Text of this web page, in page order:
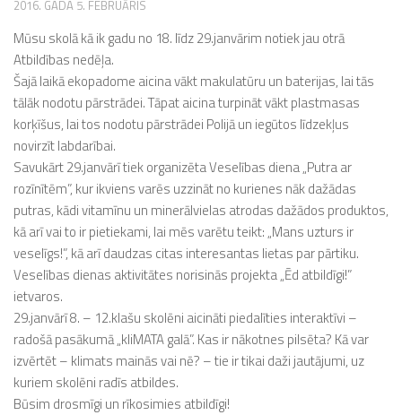
2016. GADA 5. FEBRUĀRIS
Mūsu skolā kā ik gadu no 18. līdz 29.janvārim notiek jau otrā
Atbildības nedēļa.
Šajā laikā ekopadome aicina vākt makulatūru un baterijas, lai tās
tālāk nodotu pārstrādei. Tāpat aicina turpināt vākt plastmasas
korķīšus, lai tos nodotu pārstrādei Polijā un iegūtos līdzekļus
novirzīt labdarībai.
Savukārt 29.janvārī tiek organizēta Veselības diena „Putra ar
rozīnītēm”, kur ikviens varēs uzzināt no kurienes nāk dažādas
putras, kādi vitamīnu un minerālvielas atrodas dažādos produktos,
kā arī vai to ir pietiekami, lai mēs varētu teikt: „Mans uzturs ir
veselīgs!”, kā arī daudzas citas interesantas lietas par pārtiku.
Veselības dienas aktivitātes norisinās projekta „Ēd atbildīgi!”
ietvaros.
29.janvārī 8. – 12.klašu skolēni aicināti piedalīties interaktīvi –
radošā pasākumā „kliMATA galā”. Kas ir nākotnes pilsēta? Kā var
izvērtēt – klimats mainās vai nē? – tie ir tikai daži jautājumi, uz
kuriem skolēni radīs atbildes.
Būsim drosmīgi un rīkosimies atbildīgi!